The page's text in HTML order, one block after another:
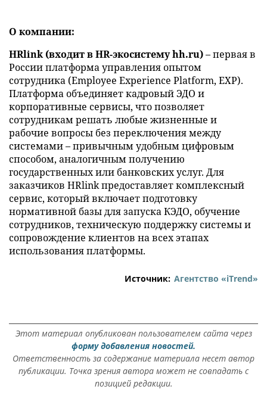
О компании:
HRlink (входит в HR-экосистему hh.ru)– первая в
России платформа управления опытом
сотрудника (Employee Experience Platform, EXP).
Платформа объединяет кадровый ЭДО и
корпоративные сервисы, что позволяет
сотрудникам решать любые жизненные и
рабочие вопросы без переключения между
системами – привычным удобным цифровым
способом, аналогичным получению
государственных или банковских услуг. Для
заказчиков HRlink предоставляет комплексный
сервис, который включает подготовку
нормативной базы для запуска КЭДО, обучение
сотрудников, техническую поддержку системы и
сопровождение клиентов на всех этапах
использования платформы.
Источник: Агентство «iTrend»
Этот материал опубликован пользователем сайта через
форму добавления новостей.
Ответственность за содержание материала несет автор
публикации. Точка зрения автора может не совпадать с
позицией редакции.